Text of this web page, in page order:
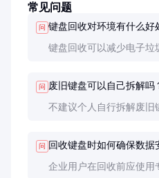
常见问题
问 键盘回收对环境有什么好
键盘回收可以减少电子垃
问 废旧键盘可以自己拆解吗
不建议个人自行拆解废旧
问 回收键盘时如何确保数据
企业用户在回收前应使用